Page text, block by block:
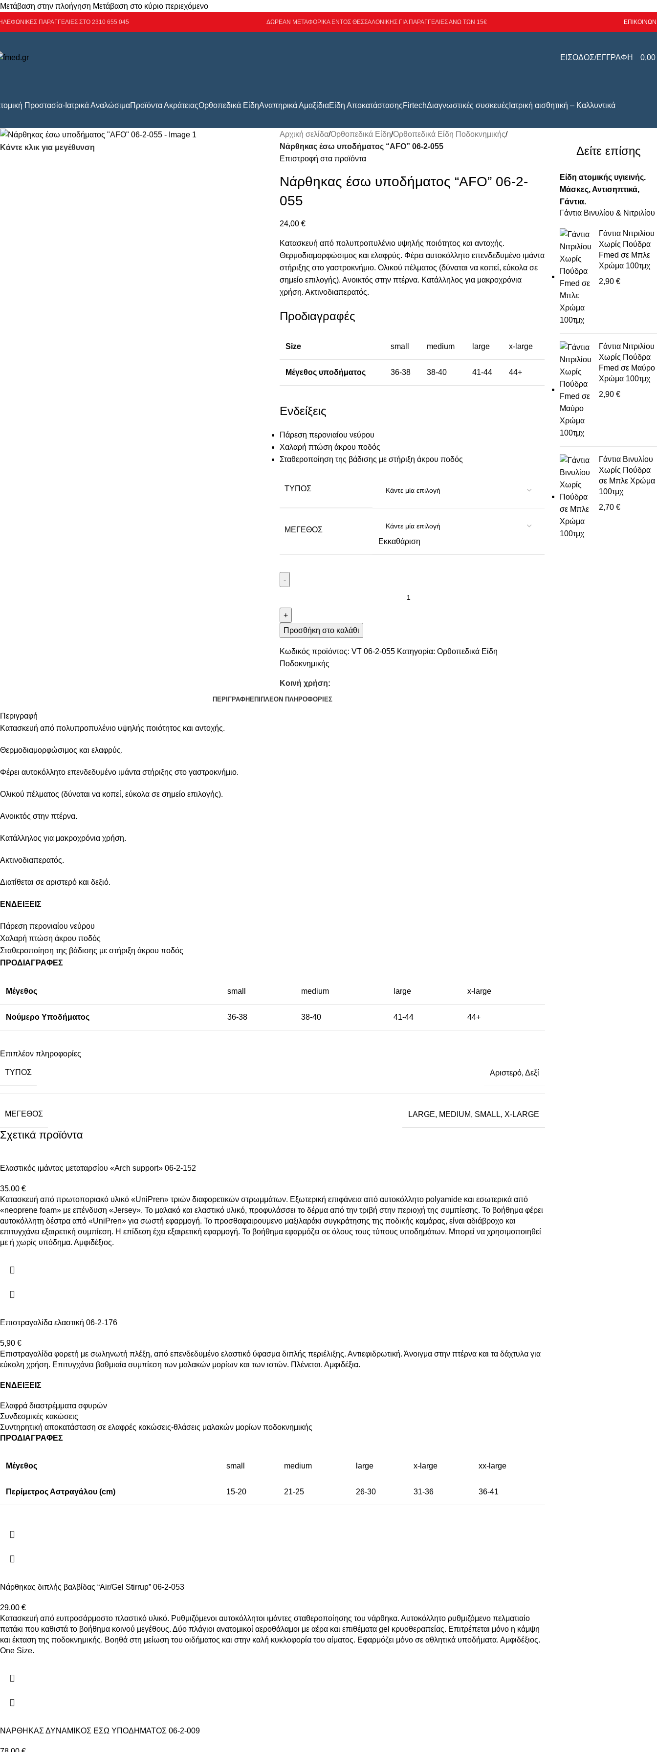
Μετάβαση στην πλοήγηση Μετάβαση στο κύριο περιεχόμενο
ΠΑΡΑΓΓΕΛΙΕΣ ΣΤΟ 2310 655 045 ΔΩΡΕΑΝ ΜΕΤΑΦΟΡΙΚΑ ΕΝΤΟΣ ΘΕΣΣΑΛΟΝΙΚΗΣ ΓΙΑ ΠΑΡΑΓΓΕΛΙΕΣ ΑΝΩ ΤΩΝ 15€
ΕΙΣΟΔΟΣ/ΕΓΓΡΑΦΗ 0,00
Προστασία-Ιατρικά ΑναλώσιμαΠροϊόντα ΑκράτειαςΟρθοπεδικά ΕίδηΑναπηρικά ΑμαξίδιαΕίδη ΑποκατάστασηςFirtechΔιαγνωστικές συσκευές Ιατρική αισθητική – Καλλυντικά
Κάντε κλικ για μεγέθυνση
Αρχική σελίδα/Ορθοπεδικά Είδη/Ορθοπεδικά Είδη Ποδοκνημικής/
Νάρθηκας έσω υποδήματος “AFO” 06-2-055
Επιστροφή στα προϊόντα
Νάρθηκας έσω υποδήματος “AFO” 06-2-
055
24,00€
Κατασκευή από πολυπροπυλένιο υψηλής ποιότητος και αντοχής.
Θερμοδιαμορφώσιμος και ελαφρύς. Φέρει αυτοκόλλητο επενδεδυμένο ιμάντα
στήριξης στο γαστροκνήμιο. Ολικού πέλματος (δύναται να κοπεί, εύκολα σε
σημείο επιλογής). Ανοικτός στην πτέρνα. Κατάλληλος για μακροχρόνια
χρήση. Ακτινοδιαπερατός.
Προδιαγραφές
Size small medium large x-large
Μέγεθος υποδήματος 36-38 38-40 41-44 44+
Ενδείξεις
Πάρεση περονιαίου νεύρου
Χαλαρή πτώση άκρου ποδός
Σταθεροποίηση της βάδισης με στήριξη άκρου ποδός
ΤΎΠΟΣ
ΜΈΓΕΘΟΣ
Εκκαθάριση
-
+
Προσθήκη στο καλάθι
Κωδικός προϊόντος:VT 06-2-055 Κατηγορία: Ορθοπεδικά Είδη
Ποδοκνημικής
Κοινή χρήση:
ΠΕΡΙΓΡΑΦΉ ΕΠΙΠΛΈΟΝ ΠΛΗΡΟΦΟΡΊΕΣ
Περιγραφή
Κατασκευή από πολυπροπυλένιο υψηλής ποιότητος και αντοχής.
Θερμοδιαμορφώσιμος και ελαφρύς.
Φέρει αυτοκόλλητο επενδεδυμένο ιμάντα στήριξης στο γαστροκνήμιο.
Ολικού πέλματος (δύναται να κοπεί, εύκολα σε σημείο επιλογής).
Ανοικτός στην πτέρνα.
Κατάλληλος για μακροχρόνια χρήση.
Ακτινοδιαπερατός.
Διατίθεται σε αριστερό και δεξιό.
ΕΝΔΕΙΞΕΙΣ
Πάρεση περονιαίου νεύρου
Χαλαρή πτώση άκρου ποδός
Σταθεροποίηση της βάδισης με στήριξη άκρου ποδός
ΠΡΟΔΙΑΓΡΑΦΕΣ
Μέγεθος small medium large x-large
Νούμερο Υποδήματος 36-38 38-40 41-44 44+
Επιπλέον πληροφορίες
ΤΎΠΟΣ Αριστερό, Δεξί
ΜΈΓΕΘΟΣ LARGE, MEDIUM, SMALL, X-LARGE
Σχετικά προϊόντα
Ελαστικός ιμάντας μεταταρσίου «Arch support» 06-2-152
35,00 €
Κατασκευή από πρωτοποριακό υλικό «UniPren» τριών διαφορετικών στρωμμάτων. Εξωτερική επιφάνεια από αυτοκόλλητο polyamide και εσωτερικά από
«neoprene foam» με επένδυση «Jersey». Το μαλακό και ελαστικό υλικό, προφυλάσσει το δέρμα από την τριβή στην περιοχή της συμπίεσης. Το βοήθημα φέρει
αυτοκόλλητη δέστρα από «UniPren» για σωστή εφαρμογή. Το προσθαφαιρουμενο μαξιλαράκι συγκράτησης της ποδικής καμάρας, είναι αδιάβροχο και
επιτυγχάνει εξαιρετική συμπίεση. Η επίδεση έχει εξαιρετική εφαρμογή. Το βοήθημα εφαρμόζει σε όλους τους τύπους υποδημάτων. Μπορεί να χρησιμοποιηθεί
με ή χωρίς υπόδημα. Αμφιδέξιος.
Επιστραγαλίδα ελαστική 06-2-176
5,90 €
Επιστραγαλίδα φορετή με σωληνωτή πλέξη, από επενδεδυμένο ελαστικό ύφασμα διπλής περιέλιξης. Αντιεφιδρωτική. Άνοιγμα στην πτέρνα και τα δάχτυλα για
εύκολη χρήση. Επιτυγχάνει βαθμιαία συμπίεση των μαλακών μορίων και των ιστών. Πλένεται. Αμφιδέξια.
ΕΝΔΕΙΞΕΙΣ
Ελαφρά διαστρέμματα σφυρών
Συνδεσμικές κακώσεις
Συντηρητική αποκατάσταση σε ελαφρές κακώσεις-θλάσεις μαλακών μορίων ποδοκνημικής
ΠΡΟΔΙΑΓΡΑΦΕΣ
Μέγεθος small medium large x-large xx-large
Περίμετρος Αστραγάλου (cm) 15-20 21-25 26-30 31-36 36-41
Νάρθηκας διπλής βαλβίδας “Air/Gel Stirrup” 06-2-053
29,00 €
Κατασκευή από ευπροσάρμοστο πλαστικό υλικό. Ρυθμιζόμενοι αυτοκόλλητοι ιμάντες σταθεροποίησης του νάρθηκα. Αυτοκόλλητο ρυθμιζόμενο πελματιαίο
πατάκι που καθιστά το βοήθημα κοινού μεγέθους. Δύο πλάγιοι ανατομικοί αεροθάλαμοι με αέρα και επιθέματα gel κρυοθεραπείας. Επιτρέπεται μόνο η κάμψη
και έκταση της ποδοκνημικής. Βοηθά στη μείωση του οιδήματος και στην καλή κυκλοφορία του αίματος. Εφαρμόζει μόνο σε αθλητικά υποδήματα. Αμφιδέξιος.
One Size.
ΝΑΡΘΗΚΑΣ ΔΥΝΑΜΙΚΟΣ ΕΣΩ ΥΠΟΔΗΜΑΤΟΣ 06-2-009
Δείτε επίσης
Είδη ατομικής υγιεινής.
Μάσκες, Αντισηπτικά,
Γάντια.
Γάντια Βινυλίου & Νιτριλίου
Γάντια Νιτριλίου
Χωρίς Πούδρα
Fmed σε Μπλε
Χρώμα 100τμχ
2,90 €
Γάντια Νιτριλίου
Χωρίς Πούδρα
Fmed σε Μαύρο
Χρώμα 100τμχ
2,90 €
Γάντια Βινυλίου
Χωρίς Πούδρα
σε Μπλε Χρώμα
100τμχ
2,70 €